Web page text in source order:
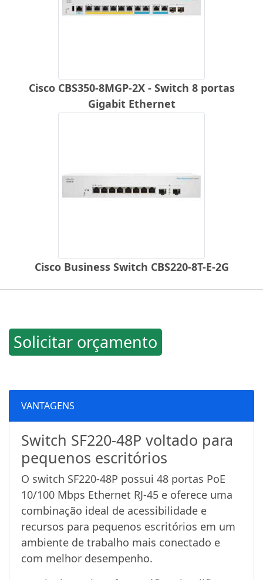
Cisco CBS350-8MGP-2X - Switch 8 portas
Gigabit Ethernet
Cisco Business Switch CBS220-8T-E-2G
Solicitar orçamento
VANTAGENS
Switch SF220-48P voltado para
pequenos escritórios
O switch SF220-48P possui 48 portas PoE
10/100 Mbps Ethernet RJ-45 e oferece uma
combinação ideal de acessibilidade e
recursos para pequenos escritórios em um
ambiente de trabalho mais conectado e
com melhor desempenho.